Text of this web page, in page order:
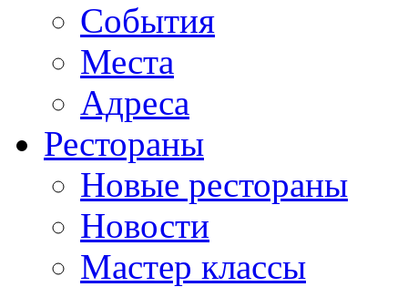
События
Места
Адреса
Рестораны
Новые рестораны
Новости
Мастер классы